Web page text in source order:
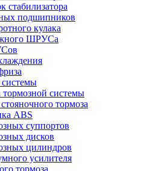
стабилизатора
подшипников
кулака
ШРУСа
тормозной системы
тормоза
ABS
суппортов
дисков
цилиндров
усилителя